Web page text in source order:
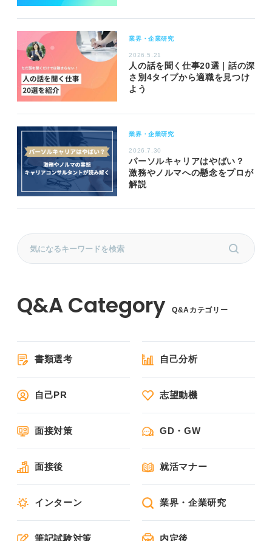
業界・企業研究
2026.5.21
人の話を聞く仕事20選｜話の深
さ別4タイプから適職を見つけ
よう
業界・企業研究
2026.7.30
パーソルキャリアはやばい？
激務やノルマへの懸念をプロが
解説
Q&Aカテゴリー
書類選考 自己分析
自己PR 志望動機
面接対策 GD・GW
面接後 就活マナー
インターン 業界・企業研究
筆記試験対策 内定後